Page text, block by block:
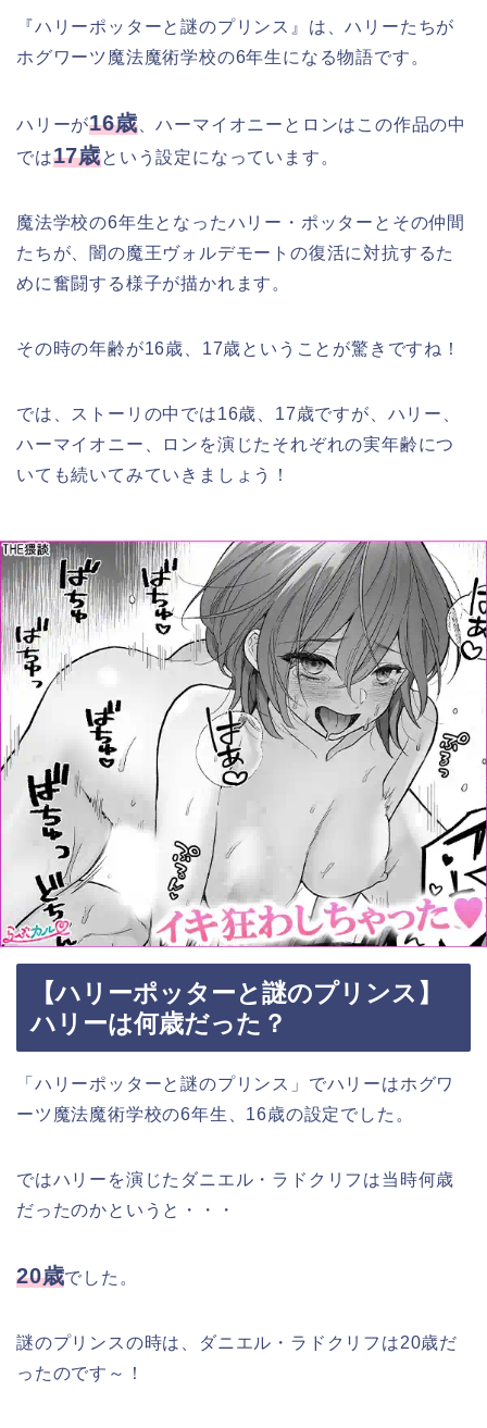
『ハリーポッターと謎のプリンス』は、ハリーたちが
ホグワーツ魔法魔術学校の6年生になる物語です。
ハリーが16歳、ハーマイオニーとロンはこの作品の中
では17歳という設定になっています。
魔法学校の6年生となったハリー・ポッターとその仲間
たちが、闇の魔王ヴォルデモートの復活に対抗するた
めに奮闘する様子が描かれます。
その時の年齢が16歳、17歳ということが驚きですね！
では、ストーリの中では16歳、17歳ですが、ハリー、
ハーマイオニー、ロンを演じたそれぞれの実年齢につ
いても続いてみていきましょう！
【ハリーポッターと謎のプリンス】
ハリーは何歳だった？
「ハリーポッターと謎のプリンス」でハリーはホグワ
ーツ魔法魔術学校の6年生、16歳の設定でした。
ではハリーを演じたダニエル・ラドクリフは当時何歳
だったのかというと・・・
20歳でした。
謎のプリンスの時は、ダニエル・ラドクリフは20歳だ
ったのです～！